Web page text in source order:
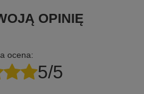
OPINIĘ
ocena:
5/5